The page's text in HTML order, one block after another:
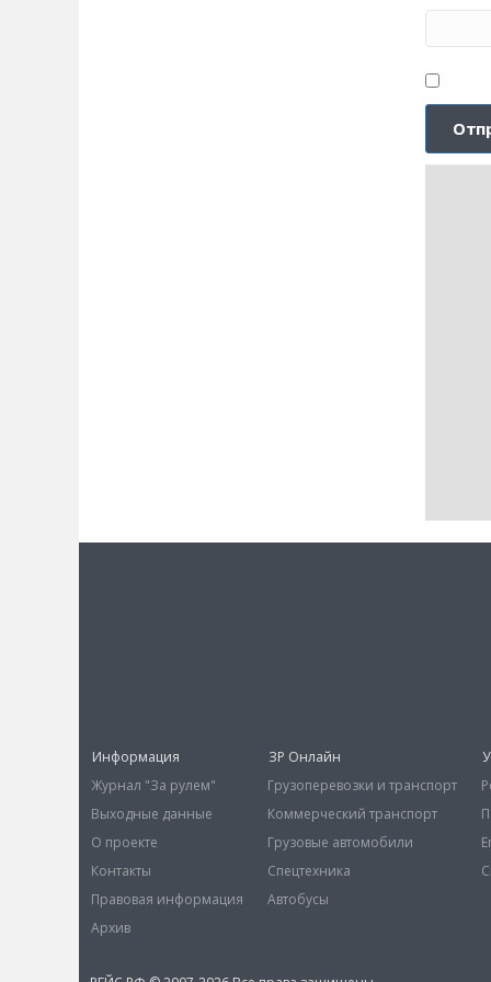
Информация
Журнал "За рулем"
Выходные данные
О проекте
Контакты
Правовая информация
Архив
ЗР Онлайн
Грузоперевозки и транспорт
Коммерческий транспорт
Грузовые автомобили
Спецтехника
Автобусы